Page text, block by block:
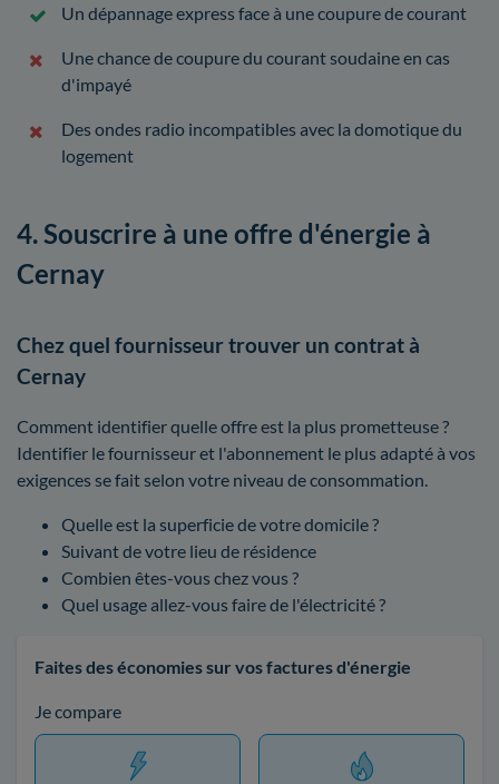
Un dépannage express face à une coupure de courant
Une chance de coupure du courant soudaine en cas
d'impayé
Des ondes radio incompatibles avec la domotique du
logement
4. Souscrire à une offre d'énergie à
Cernay
Chez quel fournisseur trouver un contrat à
Cernay
Comment identifier quelle offre est la plus prometteuse ?
Identifier le fournisseur et l'abonnement le plus adapté à vos
exigences se fait selon votre niveau de consommation.
Quelle est la superficie de votre domicile ?
Suivant de votre lieu de résidence
Combien êtes-vous chez vous ?
Quel usage allez-vous faire de l'électricité ?
Faites des économies sur vos factures d'énergie
Je compare